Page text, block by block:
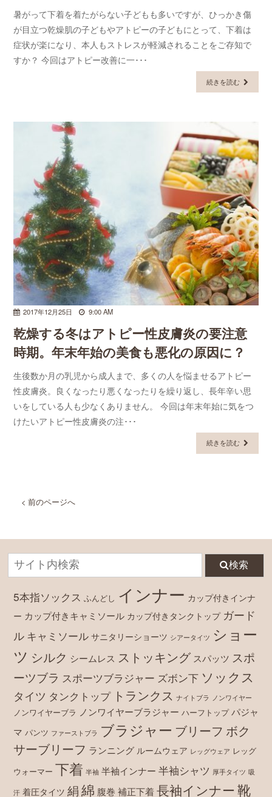
暑がって下着を着たがらない子どもも多いですが、ひっかき傷
が目立つ乾燥肌の子どもやアトピーの子どもにとって、下着は
症状が楽になり、本人もストレスが軽減されることをご存知で
すか？ 今回はアトピー改善に一･･･
続きを読む
2017年12月25日 9:00 AM
乾燥する冬はアトピー性皮膚炎の要注意
時期。年末年始の美食も悪化の原因に？
生後数か月の乳児から成人まで、多くの人を悩ませるアトピー
性皮膚炎。良くなったり悪くなったりを繰り返し、長年辛い思
いをしている人も少なくありません。 今回は年末年始に気をつ
けたいアトピー性皮膚炎の注･･･
続きを読む
< 前のページへ
検索
5本指ソックス ふんどし インナー カップ付きインナ
ー カップ付きキャミソール カップ付きタンクトップ ガード
ル キャミソール サニタリーショーツ シアータイツ ショー
ツ シルク シームレス ストッキング スパッツ スポ
ーツブラ スポーツブラジャー ズボン下 ソックス
タイツ タンクトップ トランクス ナイトブラ ノンワイヤー
ノンワイヤーブラ ノンワイヤーブラジャー ハーフトップ パジャ
マ パンツ ファーストブラ ブラジャー ブリーフ ボク
サーブリーフ ランニング ルームウェア レッグウェア レッグ
ウォーマー 下着 半袖 半袖インナー 半袖シャツ 厚手タイツ 吸
汗 着圧タイツ 絹綿 腹巻 補正下着長袖インナー 靴